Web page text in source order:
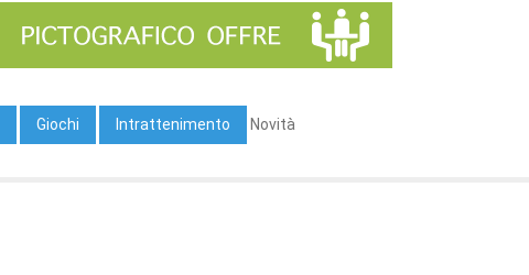
Giochi Intrattenimento Novità